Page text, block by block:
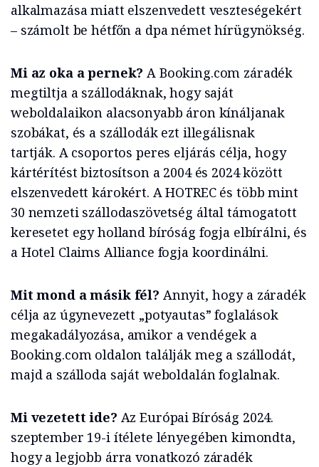
alkalmazása miatt elszenvedett veszteségekért
– számolt be hétfőn a dpa német hírügynökség.
Mi az oka a pernek? A Booking.com záradék
megtiltja a szállodáknak, hogy saját
weboldalaikon alacsonyabb áron kínáljanak
szobákat, és a szállodák ezt illegálisnak
tartják. A csoportos peres eljárás célja, hogy
kártérítést biztosítson a 2004 és 2024 között
elszenvedett károkért. A HOTREC és több mint
30 nemzeti szállodaszövetség által támogatott
keresetet egy holland bíróság fogja elbírálni, és
a Hotel Claims Alliance fogja koordinálni.
Mit mond a másik fél? Annyit, hogy a záradék
célja az úgynevezett „potyautas” foglalások
megakadályozása, amikor a vendégek a
Booking.com oldalon találják meg a szállodát,
majd a szálloda saját weboldalán foglalnak.
Mi vezetett ide? Az Európai Bíróság 2024.
szeptember 19-i ítélete lényegében kimondta,
hogy a legjobb árra vonatkozó záradék